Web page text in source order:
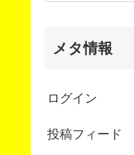
メタ情報
ログイン
投稿フィード